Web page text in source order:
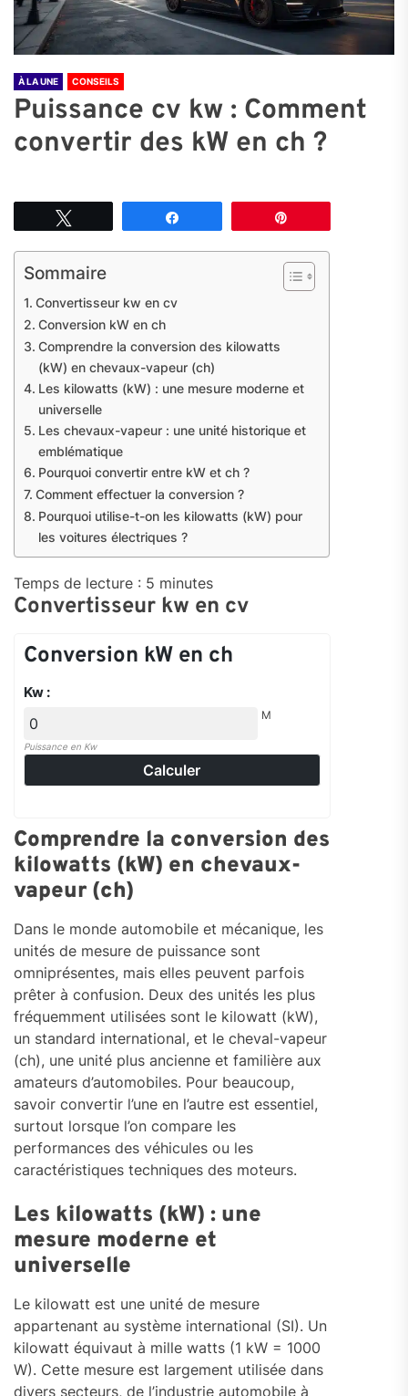
À LA UNE CONSEILS
Puissance cv kw : Comment
convertir des kW en ch ?
Sommaire
Convertisseur kw en cv
Conversion kW en ch
Comprendre la conversion des kilowatts
(kW) en chevaux-vapeur (ch)
Les kilowatts (kW) : une mesure moderne et
universelle
Les chevaux-vapeur : une unité historique et
emblématique
Pourquoi convertir entre kW et ch ?
Comment effectuer la conversion ?
Pourquoi utilise-t-on les kilowatts (kW) pour
les voitures électriques ?
Temps de lecture : 5 minutes
Convertisseur kw en cv
Conversion kW en ch
Kw :
M
Puissance en Kw
Comprendre la conversion des
kilowatts (kW) en chevaux-
vapeur (ch)
Dans le monde automobile et mécanique, les
unités de mesure de puissance sont
omniprésentes, mais elles peuvent parfois
prêter à confusion. Deux des unités les plus
fréquemment utilisées sont le kilowatt (kW),
un standard international, et le cheval-vapeur
(ch), une unité plus ancienne et familière aux
amateurs d’automobiles. Pour beaucoup,
savoir convertir l’une en l’autre est essentiel,
surtout lorsque l’on compare les
performances des véhicules ou les
caractéristiques techniques des moteurs.
Les kilowatts (kW) : une
mesure moderne et
universelle
Le kilowatt est une unité de mesure
appartenant au système international (SI). Un
kilowatt équivaut à mille watts (1 kW = 1000
W). Cette mesure est largement utilisée dans
divers secteurs, de l’industrie automobile à